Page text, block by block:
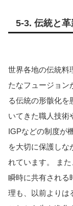
5-3. 伝統と
世界各地の伝統料
たなフュージョン
る伝統の形骸化を
いてきた職人技術
IGPなどの制度が
を大切に保護しな
れています。 ま
瞬時に共有される
理も、以前よりは